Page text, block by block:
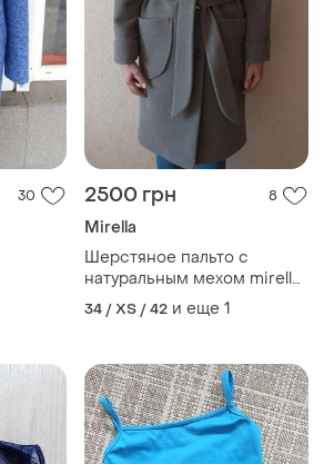
30 2500 грн 8
Mirella
Шерстяное пальто с
натуральным мехом mirella
moda 💖💖💖
34 / XS / 42 и еще 1